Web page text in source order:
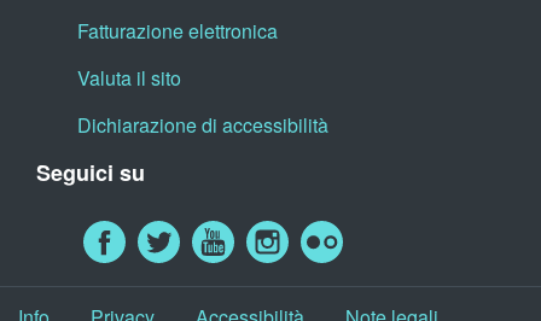
Fatturazione elettronica
Valuta il sito
Dichiarazione di accessibilità
Seguici su